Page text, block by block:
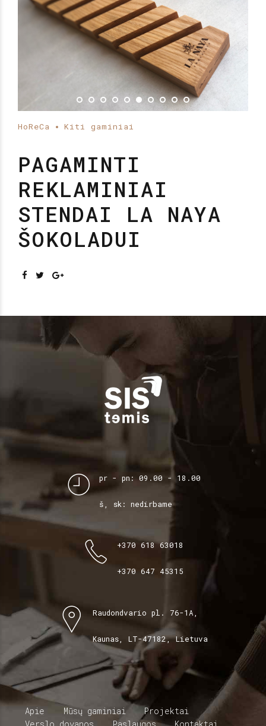
HoReCa Kiti gaminiai
PAGAMINTI
REKLAMINIAI
STENDAI LA NAYA
ŠOKOLADUI
pr - pn: 09.00 - 18.00
š, sk: nedirbame
+370 618 63018
+370 647 45315
Raudondvario pl. 76-1A,
Kaunas, LT-47182, Lietuva
Apie Mūsų gaminiai
Projektai